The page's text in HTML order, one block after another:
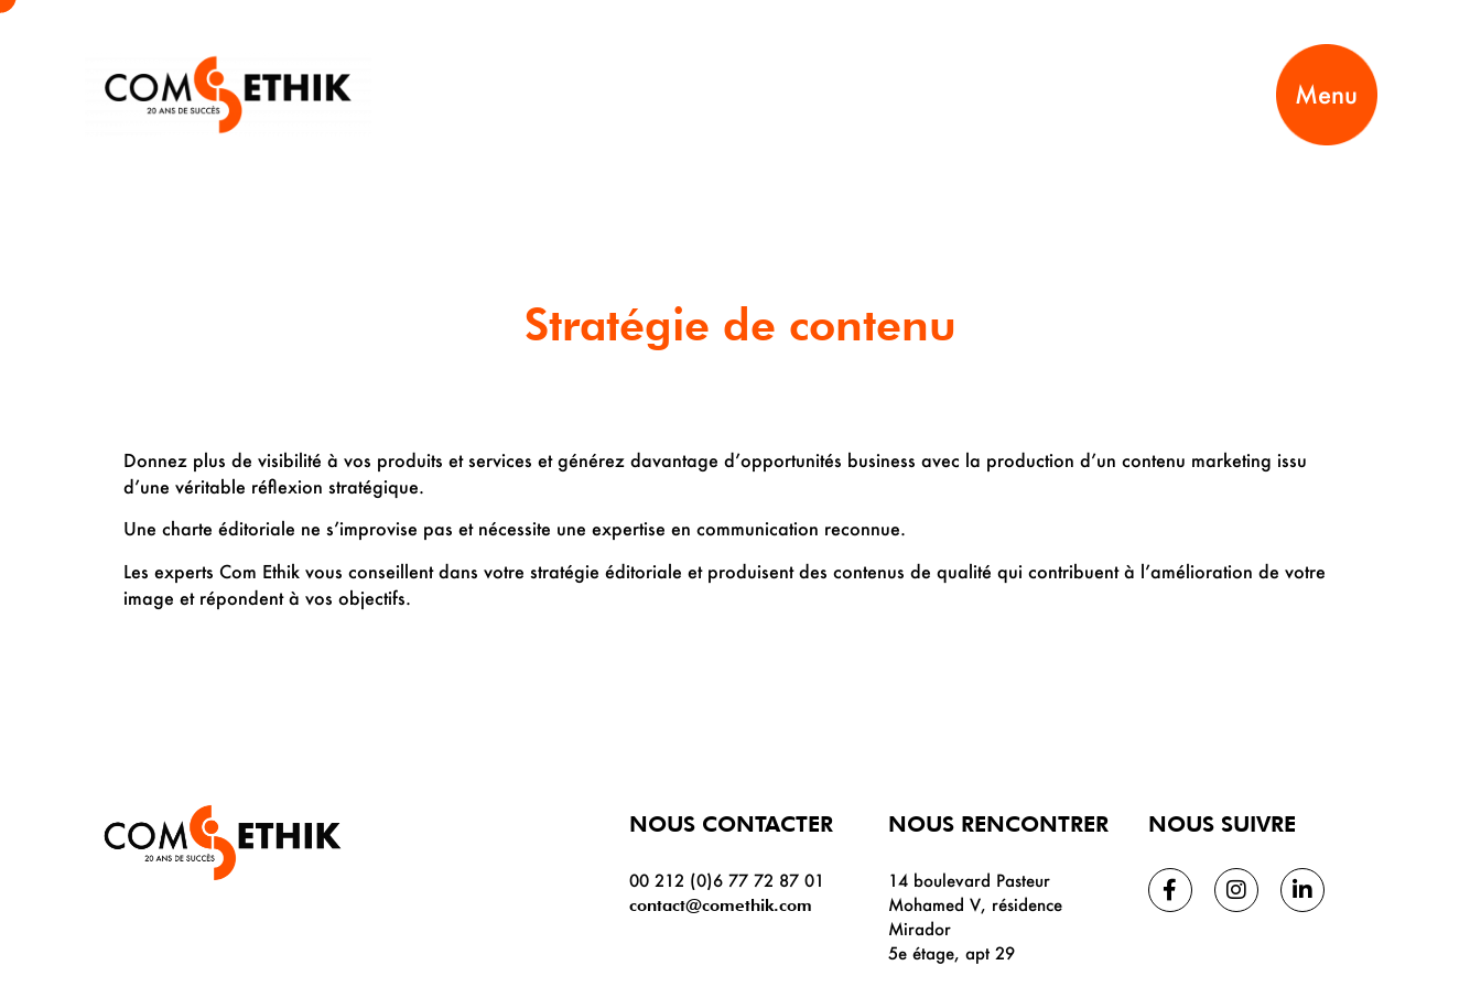
Menu
Stratégie de contenu
Donnez plus de visibilité à vos produits et services et générez davantage d’opportunités business avec la production d’un contenu marketing issu
d’une véritable réflexion stratégique.
Une charte éditoriale ne s’improvise pas et nécessite une expertise en communication reconnue.
Les experts Com Ethik vous conseillent dans votre stratégie éditoriale et produisent des contenus de qualité qui contribuent à l’amélioration de votre
image et répondent à vos objectifs.
NOUS CONTACTER
00 212 (0)6 77 72 87 01
contact@comethik.com
NOUS RENCONTRER
14 boulevard Pasteur
Mohamed V, résidence
Mirador
5e étage, apt 29
NOUS SUIVRE